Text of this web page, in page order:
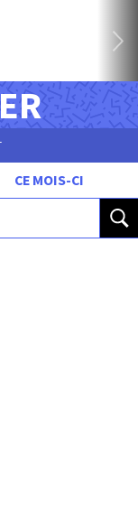
CE MOIS-CI